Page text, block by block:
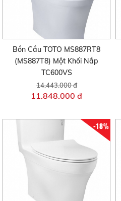
Bồn Cầu TOTO MS887RT8
(MS887T8) Một Khối Nắp
TC600VS
14.443.000 đ
11.848.000 đ
-18%